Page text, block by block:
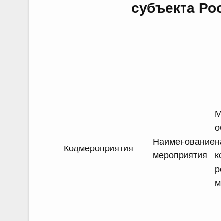
субъекта
Кодмероприятия
Наименование
мероприятия